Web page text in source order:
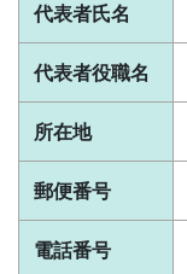
代表者氏名
代表者役職名
所在地
郵便番号
電話番号